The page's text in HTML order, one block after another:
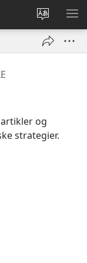
Endre
språk
VIS
og
strategier.